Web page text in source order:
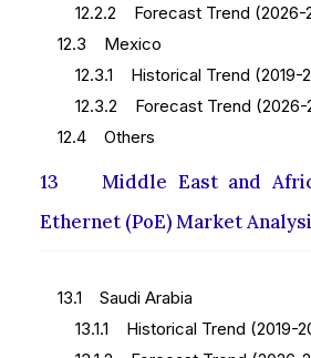
12.2.2 Forecast Trend (2026-
12.3 Mexico
12.3.1 Historical Trend (2019-
12.3.2 Forecast Trend (2026-
12.4 Others
13 Middle East and
Ethernet (PoE) Market
13.1 Saudi Arabia
13.1.1 Historical Trend (2019-